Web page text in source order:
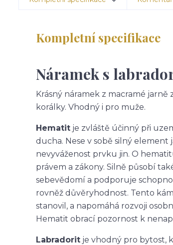
Kompletní specifikace
Náramek s
Krásný náramek z macramé
korálky. Vhodný i pro muže.
Hematit je zvláště účinný při
ducha. Nese v sobě silný
nevyváženost prvku jin. O
právem a zákony. Silně působí
sebevědomí a podporuje
rovněž důvěryhodnost. Tento
stanovil, a napomáhá rozvoji
Hematit obrací pozornost k
Labradorit je vhodný pro bytost,